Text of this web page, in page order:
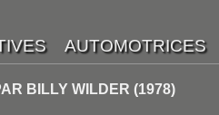
BILLY WILDER (1978)